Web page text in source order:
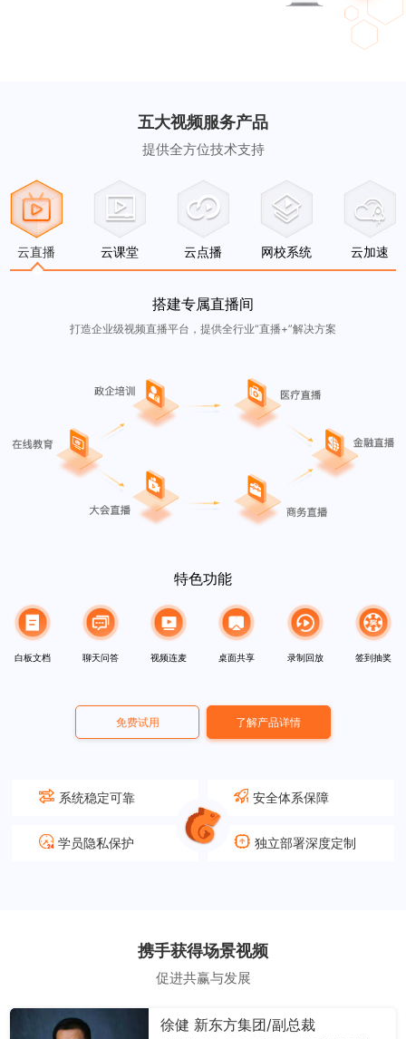
五大视频服务产品
提供全方位技术支持
云直播 云课堂 云点播 网校系统 云加速
搭建专属直播间
打造企业级视频直播平台，提供全行业“直播+”解决方案
特色功能
白板文档 聊天问答 视频连麦 桌面共享 录制回放 签到抽奖
免费试用 了解产品详情
系统稳定可靠 安全体系保障
学员隐私保护 独立部署深度定制
携手获得场景视频
促进共赢与发展
徐健 新东方集团/副总裁